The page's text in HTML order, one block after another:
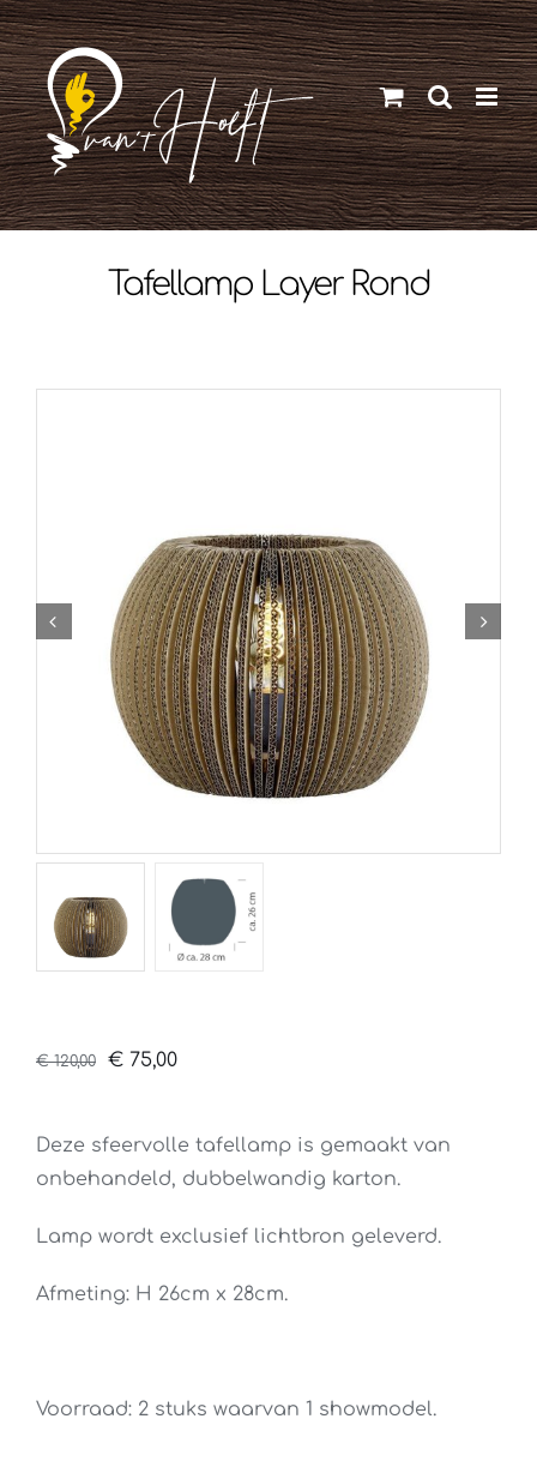
Ga
naar
inhoud
Tafellamp Layer Rond
€120,00
Oorspronkelijke
€ 75,00Huidige
Deze sfeervolle tafellamp is gemaakt van
onbehandeld, dubbelwandig karton.
Lamp wordt exclusief lichtbron geleverd.
Afmeting: H 26cm x 28cm.
Voorraad: 2 stuks waarvan 1 showmodel.